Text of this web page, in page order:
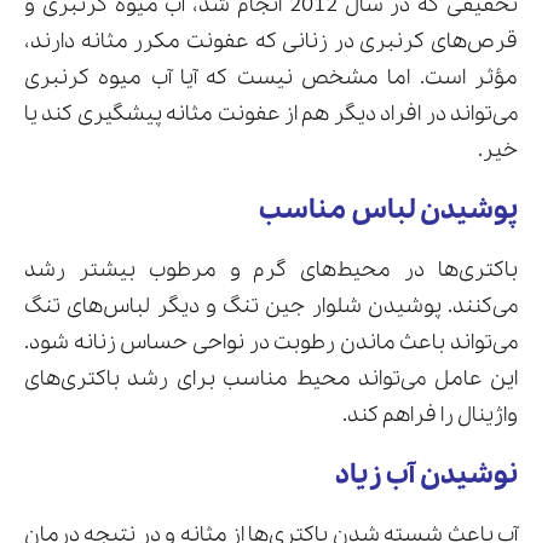
قرص‌های کرنبری در زنانی که عفونت مکرر مثانه دارند،
مؤثر است. اما مشخص نیست که آیا آب میوه کرنبری
می‌تواند در افراد دیگر هم از عفونت مثانه پیشگیری کند یا
خیر.
پوشیدن لباس مناسب
باکتری‌ها در محیط‌های گرم و مرطوب بیشتر رشد
می‌کنند. پوشیدن شلوار جین تنگ و دیگر لباس‌های تنگ
می‌تواند باعث ماندن رطوبت در نواحی حساس زنانه شود.
این عامل می‌تواند محیط مناسب برای رشد باکتری‌های
واژینال را فراهم کند.
نوشیدن آب زیاد
آب باعث شسته شدن باکتری‌ها از مثانه و در نتیجه درمان